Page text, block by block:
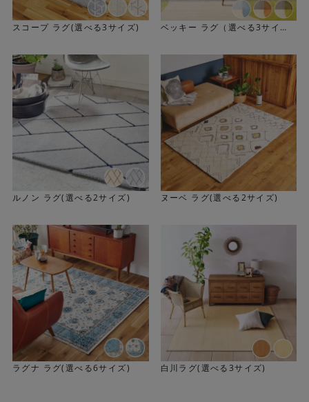
スコープ ラグ(選べる3サイズ)
ベッキー ラグ（選べる3サイ
ルノン ラグ(選べる2サイズ) ヌーベ ラグ(選べる2サイズ)
ラグナ ラグ(選べる6サイズ) 白川ラグ(選べる3サイズ)